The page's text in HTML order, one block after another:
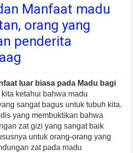
Manfaat madu
orang yang
penderita
luar biasa pada Madu bagi
ketahui bahwa madu
sangat bagus untuk tubuh kita.
yang membuktikan bahwa
zat gizi yang sangat baik
untuk orang-orang yang
zat pada madu